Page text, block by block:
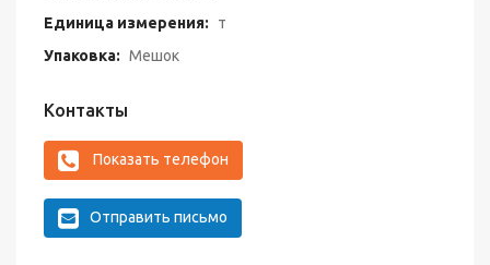
Единица измерения:
т
Упаковка: Мешок
Контакты
Показать телефон
Отправить письмо